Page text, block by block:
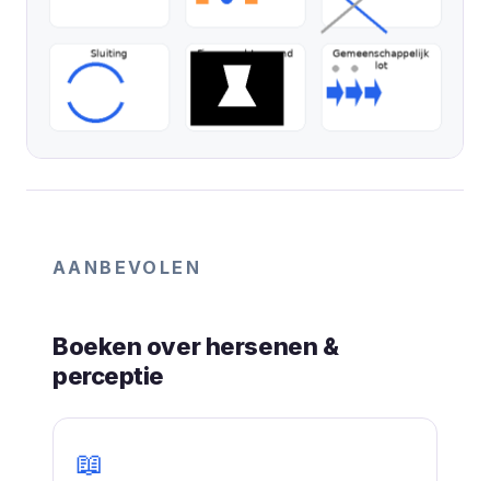
AANBEVOLEN
Boeken over hersenen &
perceptie
📖